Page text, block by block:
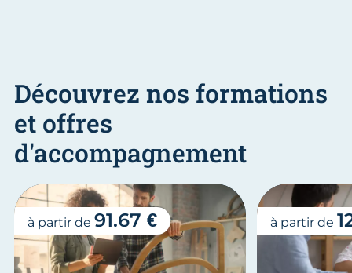
Découvrez nos formations
et offres
d'accompagnement
à partir de 91.67 € à partir de